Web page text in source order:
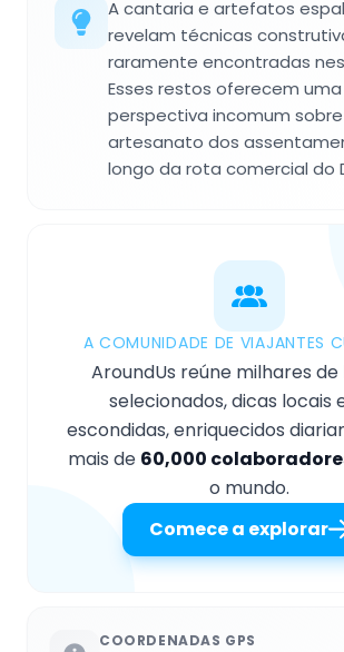
A cantaria e artefatos
revelam técnicas
raramente encontradas
Esses restos oferecem uma
perspectiva incomum
artesanato dos
longo da rota comercial do
A COMUNIDADE DE VIAJANTES
AroundUs reúne milhares de
selecionados, dicas locais
escondidas, enriquecidos
mais de 60,000
o mundo.
Comece a explorar
COORDENADAS GPS